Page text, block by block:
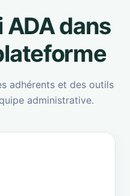
ADA dans
adhérents et des outils
administrative.